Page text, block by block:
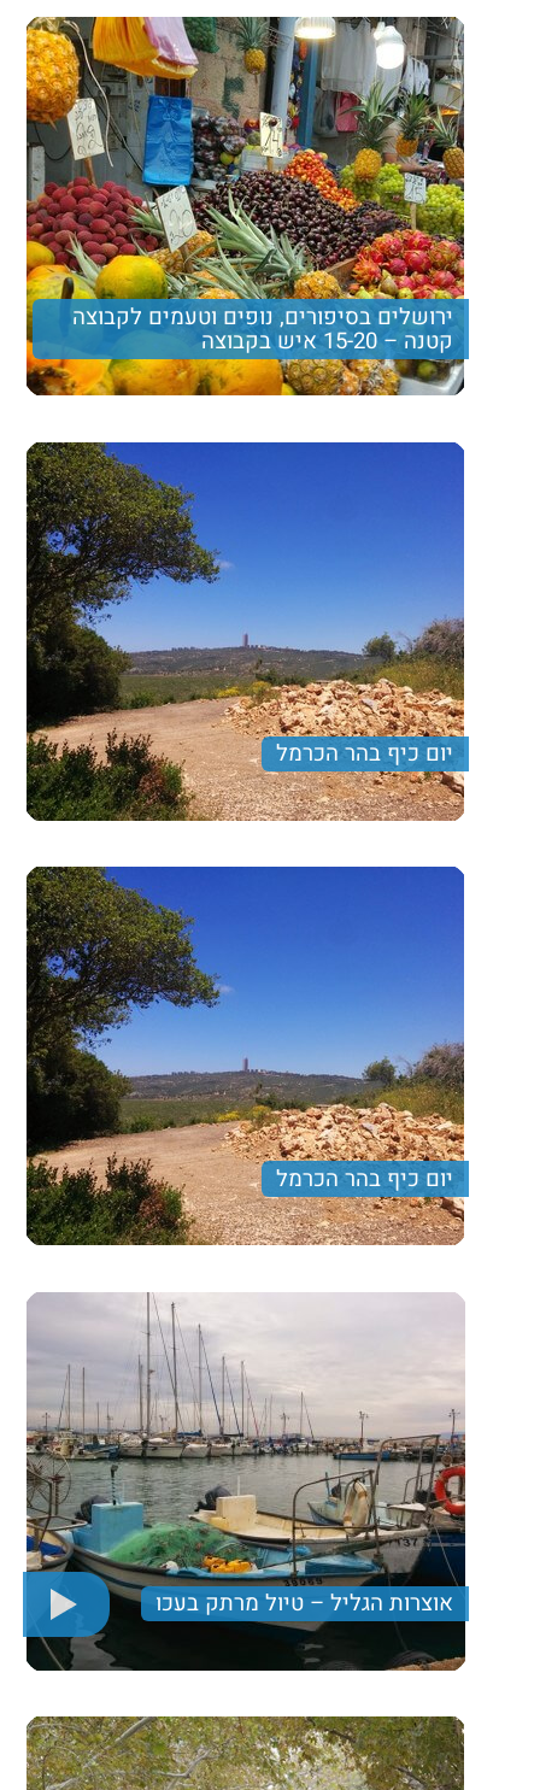
Price per person
320 ₪
Trip length יום מלא
ירושלים בסיפורים, נופים וטעמים לקבוצה
קטנה – 15-20 איש בקבוצה
סיור בשוק מחנה יהודה עם טעימות דוכנים, ביקור בשכונת
נחלאות ותצפית משכונת משכנות שאננים וימין משה אל
יום כיף בהר הכרמל
ארוחת בוקר ביקב, טיול קליל בגני הנדיב וחווית אירוח
דרוזי בלתי נשכחת.
Price per person
260 ₪
יום כיף בהר הכרמל
ארוחת בוקר ביקב, טיול קליל בגני הנדיב וחווית אירוח
דרוזי בלתי נשכחת.
Price per person
260 ₪
אוצרות הגליל – טיול מרתק בעכו
סיור בעיר שהוכרה כאתר מורשת תרבות עולמית- עכו. יום
שבו נרגיש בחוץ לארץ, שווקים ססגוניים, נמל,
Price per person
400 ₪
Trip length יום מלא